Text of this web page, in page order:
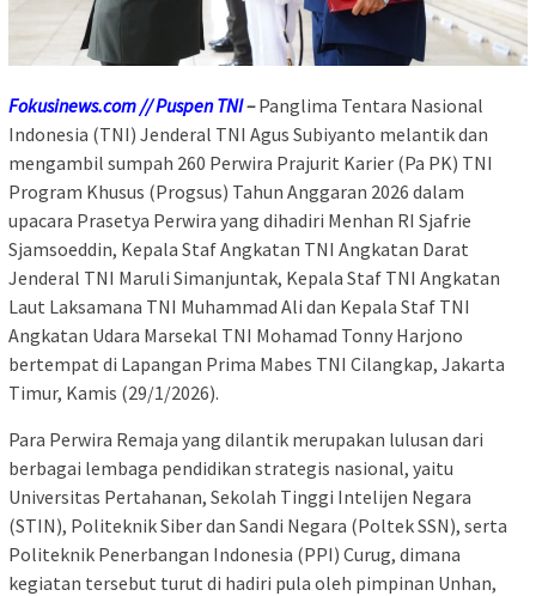
Fokusinews.com // Puspen TNI–Panglima Tentara Nasional
Indonesia (TNI) Jenderal TNI Agus Subiyanto melantik dan
mengambil sumpah 260 Perwira Prajurit Karier (Pa PK) TNI
Program Khusus (Progsus) Tahun Anggaran 2026 dalam
upacara Prasetya Perwira yang dihadiri Menhan RI Sjafrie
Sjamsoeddin, Kepala Staf Angkatan TNI Angkatan Darat
Jenderal TNI Maruli Simanjuntak, Kepala Staf TNI Angkatan
Laut Laksamana TNI Muhammad Ali dan Kepala Staf TNI
Angkatan Udara Marsekal TNI Mohamad Tonny Harjono
bertempat di Lapangan Prima Mabes TNI Cilangkap, Jakarta
Timur, Kamis (29/1/2026).
Para Perwira Remaja yang dilantik merupakan lulusan dari
berbagai lembaga pendidikan strategis nasional, yaitu
Universitas Pertahanan, Sekolah Tinggi Intelijen Negara
(STIN), Politeknik Siber dan Sandi Negara (Poltek SSN), serta
Politeknik Penerbangan Indonesia (PPI) Curug, dimana
kegiatan tersebut turut di hadiri pula oleh pimpinan Unhan,